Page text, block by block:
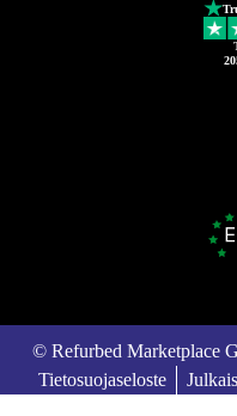
© Refurbed Marketplace
Tietosuojaseloste